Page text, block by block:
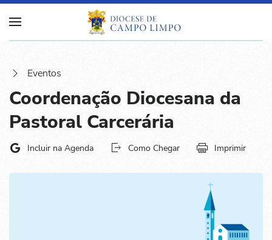
Eventos
Coordenação Diocesana da
Pastoral Carcerária
Incluir na Agenda Como Chegar Imprimir